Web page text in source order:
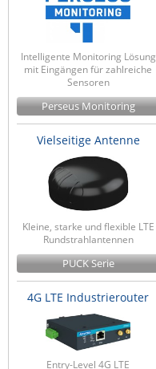
Intelligente Monitoring Lösung
mit Eingängen für zahlreiche
Sensoren
Perseus Monitoring
Vielseitige Antenne
Kleine, starke und flexible LTE
Rundstrahlantennen
PUCK Serie
4G LTE Industrierouter
Entry-Level 4G LTE